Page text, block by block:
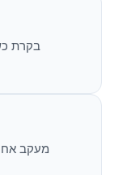
בקרת
מעקב